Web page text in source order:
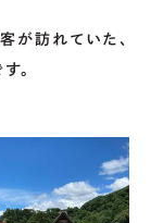
が訪れていた、
。